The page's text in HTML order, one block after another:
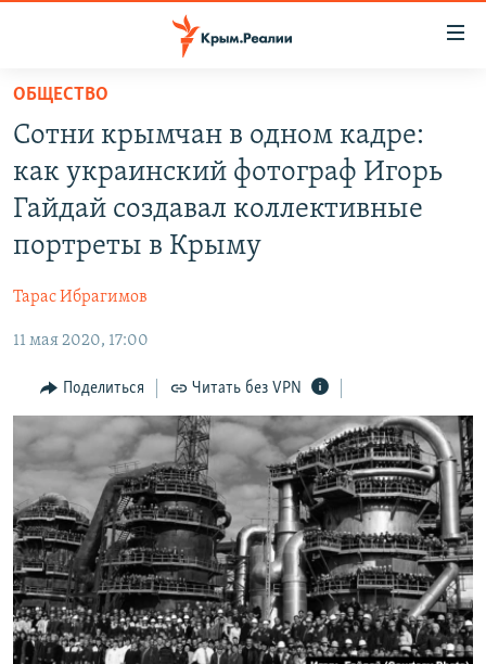
Вернуться
основному
содержанию
Вернутся
главной
Вернутся
СПЕЦПРОЕКТЫ
ГРУЗ 200
КАРТА ВОЕННЫХ ОБЪЕКТОВ КРЫМА
ВОДА
ИНТЕРАКТИВ
ИНФОГРАФИКА
ТЕЛЕПРОЕКТ КРЫМ.РЕАЛИИ
СОВЕТЫ ПРАВОЗАЩИТНИКОВ
ПРОПАВШИЕ БЕЗ ВЕСТИ
ПОБЕДИТЕЛЕЙ НЕ СУДЯТ?
КРЫМ.НЕПОКОРЕННЫЙ
ELIFBE
УКРАИНСКАЯ ПРОБЛЕМА КРЫМА
РАДІО СВОБОДА
КАК ОБОЙТИ БЛОКИРОВКУ
Qırımtatar
ПРИСОЕДИНЯЙТЕСЬ!
Все сайты RFE/RL
ОБЩЕСТВО
Сотни крымчан в одном кадре:
как украинский фотограф Игорь
Гайдай создавал коллективные
портреты в Крыму
Тарас Ибрагимов
11 мая 2020, 17:00
Поделиться Читать без VPN